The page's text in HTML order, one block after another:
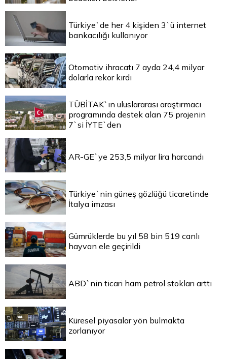
Türkiye`de her 4 kişiden 3`ü internet
bankacılığı kullanıyor
Otomotiv ihracatı 7 ayda 24,4 milyar
dolarla rekor kırdı
TÜBİTAK`ın uluslararası araştırmacı
programında destek alan 75 projenin
7`si İYTE`den
AR-GE`ye 253,5 milyar lira harcandı
Türkiye`nin güneş gözlüğü ticaretinde
İtalya imzası
Gümrüklerde bu yıl 58 bin 519 canlı
hayvan ele geçirildi
ABD`nin ticari ham petrol stokları arttı
Küresel piyasalar yön bulmakta
zorlanıyor